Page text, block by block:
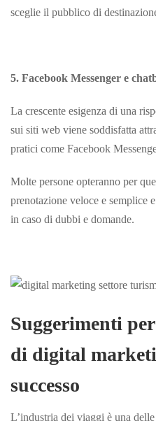
sceglie il pubblico di
5. Facebook Messenger e
La crescente esigenza di una
sui siti web viene soddisfatta
pratici come Facebook
Molte persone opteranno per
prenotazione veloce e semplice
in caso di dubbi e domande.
Suggerimenti
di digital
successo
L’industria dei viaggi è una